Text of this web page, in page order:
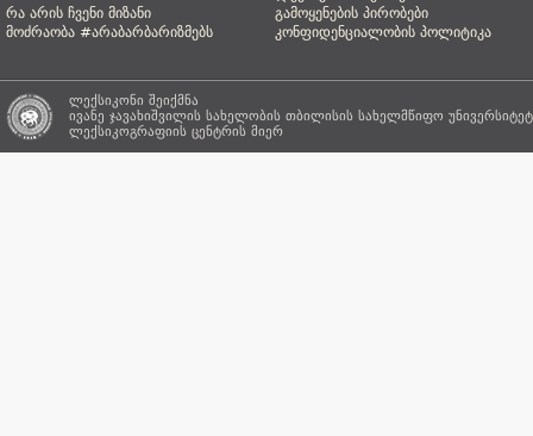
რა არის ჩვენი მიზანი
მოძრაობა #არაბარბარიზმებს
გამოყენების პირობები
კონფიდენციალობის პოლიტიკა
ლექსიკონი შეიქმნა
ივანე ჯავახიშვილის სახელობის თბილისის სახელმწიფო
ლექსიკოგრაფიის ცენტრის მიერ